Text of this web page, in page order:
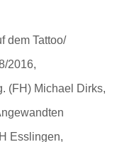
dem Tattoo/
2016,
(FH) Michael Dirks,
Esslingen,